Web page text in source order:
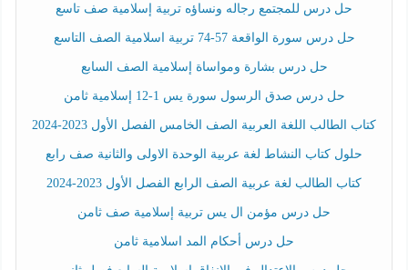
حل درس للمجتمع رجاله ونساؤه تربية إسلامية صف تاسع
حل درس سورة الواقعة 57-74 تربية اسلامية الصف التاسع
حل درس بشارة ومواساة إسلامية الصف السابع
حل درس صدق الرسول سورة يس 1-12 إسلامية ثامن
كتاب الطالب اللغة العربية الصف الخامس الفصل الأول 2023-2024
حلول كتاب النشاط لغة عربية الوحدة الاولى والثانية صف رابع
كتاب الطالب لغة عربية الصف الرابع الفصل الأول 2023-2024
حل درس مؤمن ال يس تربية إسلامية صف ثامن
حل درس أحكام المد اسلامية ثامن